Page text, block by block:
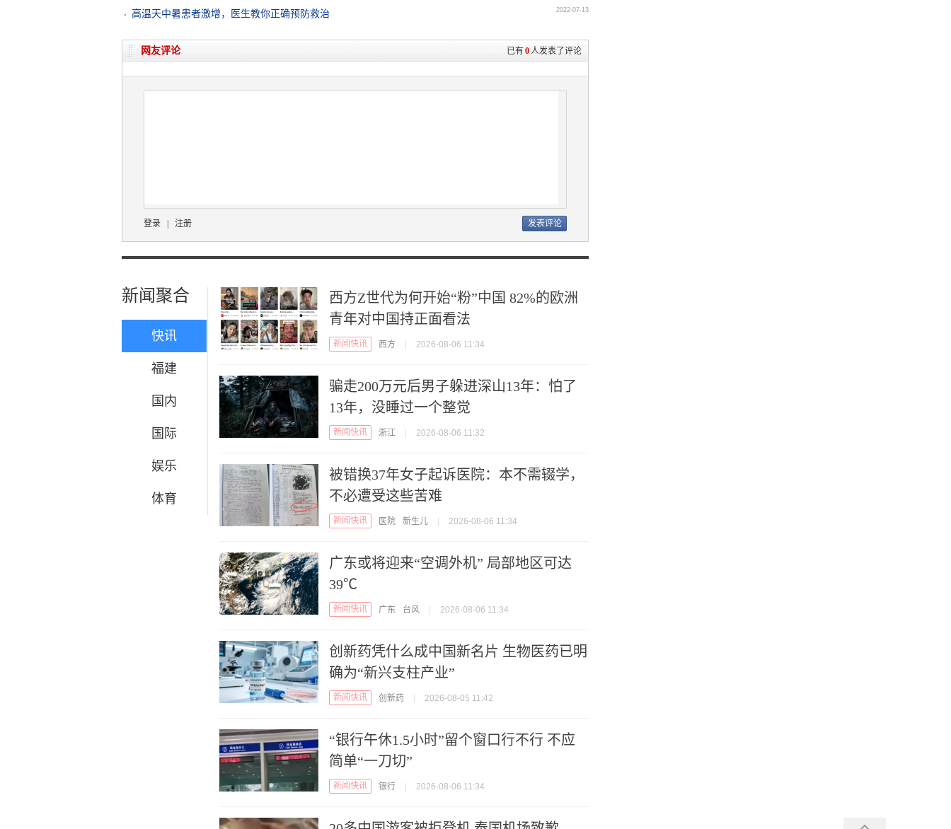
高温天中暑患者激增，医生教你正确预防救治 2022-07-13
已有0人发表了评论
网友评论
登录 注册
新闻聚合
快讯
福建
国内
国际
娱乐
体育
西方Z世代为何开始“粉”中国 82%的欧洲
青年对中国持正面看法
新闻快讯 西方 2026-08-06 11:34
骗走200万元后男子躲进深山13年：怕了
13年，没睡过一个整觉
新闻快讯 浙江 2026-08-06 11:32
被错换37年女子起诉医院：本不需辍学，
不必遭受这些苦难
新闻快讯 医院 新生儿 2026-08-06 11:34
广东或将迎来“空调外机” 局部地区可达
39℃
新闻快讯 广东 台风 2026-08-06 11:34
创新药凭什么成中国新名片 生物医药已明
确为“新兴支柱产业”
新闻快讯 创新药 2026-08-05 11:42
“银行午休1.5小时”留个窗口行不行 不应
简单“一刀切”
新闻快讯 银行 2026-08-06 11:34